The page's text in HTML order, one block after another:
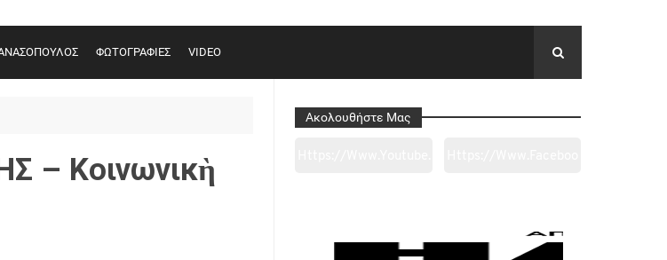
ΦΩΤΟΓΡΑΦΙΕΣ VIDEO
– Κοινωνικὴ
Ακολουθήστε Μας